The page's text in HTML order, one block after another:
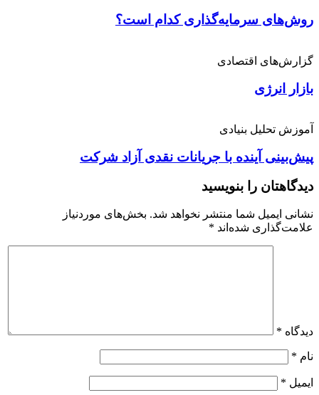
روش‌‌‌‌‌‌‌‌‌‌‌‌‌‌‌‌‌های سرمایه‌‌‌‌‌‌‌‌‌‌‌‌‌‌‌‌‌گذاری کدام است؟
گزارش‌های اقتصادی
بازار انرژی
آموزش تحلیل بنیادی
پیش‌بینی آینده با جریانات نقدی آزاد شرکت
دیدگاهتان را بنویسید
نشانی ایمیل شما منتشر نخواهد شد. بخش‌های موردنیاز
علامت‌گذاری شده‌اند *
دیدگاه *
نام *
ایمیل *